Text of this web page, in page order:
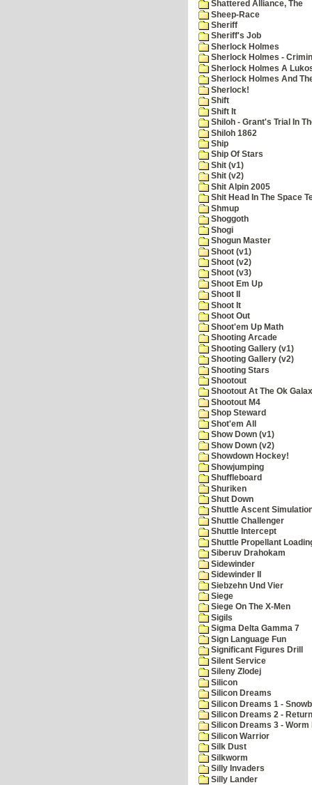
Shattered Alliance, The
Sheep-Race
Sheriff
Sheriff's Job
Sherlock Holmes
Sherlock Holmes -
Sherlock Holmes A
Sherlock Holmes And
Sherlock!
Shift
Shift It
Shiloh - Grant's Trial In
Shiloh 1862
Ship
Ship Of Stars
Shit (v1)
Shit (v2)
Shit Alpin 2005
Shit Head In The Space
Shmup
Shoggoth
Shogi
Shogun Master
Shoot (v1)
Shoot (v2)
Shoot (v3)
Shoot Em Up
Shoot II
Shoot It
Shoot Out
Shoot'em Up Math
Shooting Arcade
Shooting Gallery (v1)
Shooting Gallery (v2)
Shooting Stars
Shootout
Shootout At The Ok
Shootout M4
Shop Steward
Shot'em All
Show Down (v1)
Show Down (v2)
Showdown Hockey!
Showjumping
Shuffleboard
Shuriken
Shut Down
Shuttle Ascent
Shuttle Challenger
Shuttle Intercept
Shuttle Propellant
Siberuv Drahokam
Sidewinder
Sidewinder II
Siebzehn Und Vier
Siege
Siege On The X-Men
Sigils
Sigma Delta Gamma 7
Sign Language Fun
Significant Figures Drill
Silent Service
Sileny Zlodej
Silicon
Silicon Dreams
Silicon Dreams 1 -
Silicon Dreams 2 -
Silicon Dreams 3 - Worm
Silicon Warrior
Silk Dust
Silkworm
Silly Invaders
Silly Lander